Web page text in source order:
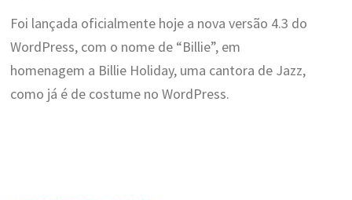
Foi lançada oficialmente hoje a nova versão 4.3 do
WordPress, com o nome de “Billie”, em
homenagem a Billie Holiday, uma cantora de Jazz,
como já é de costume no WordPress.